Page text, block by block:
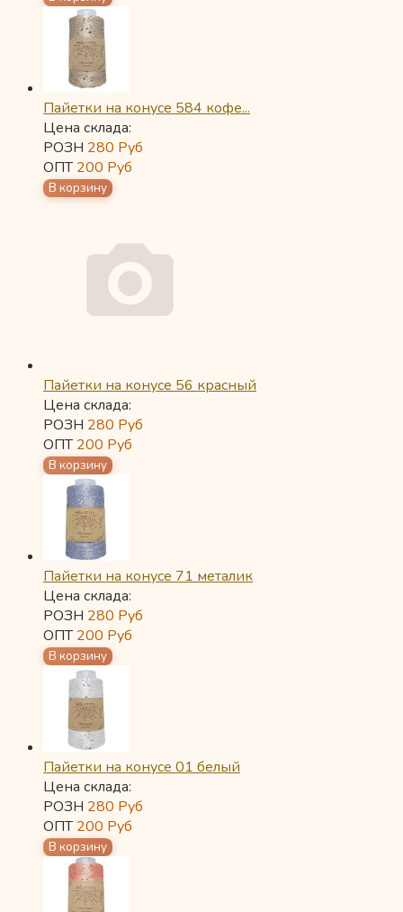
Пайетки на конусе 584 кофе...
Цена склада:
РОЗН 280 Руб
ОПТ200 Руб
Пайетки на конусе 56 красный
Цена склада:
РОЗН 280 Руб
ОПТ200 Руб
Пайетки на конусе 71 металик
Цена склада:
РОЗН 280 Руб
ОПТ200 Руб
Пайетки на конусе 01 белый
Цена склада:
РОЗН 280 Руб
ОПТ200 Руб